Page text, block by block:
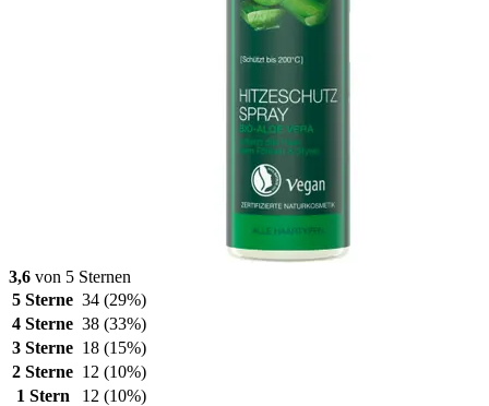
3,6 von 5 Sternen
5 Sterne 34 (29%)
4 Sterne 38 (33%)
3 Sterne 18 (15%)
2 Sterne 12 (10%)
1 Stern
12 (10%)